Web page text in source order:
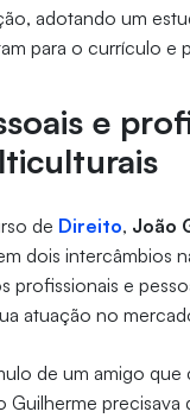
adotando um
para o currículo e
e
de Direito, João
dois intercâmbios
profissionais e
atuação no
de um amigo
precisava